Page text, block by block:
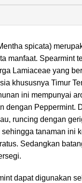
spicata)
manfaat. Spearmint
Lamiaceae yang
khususnya Timur
ini mempunyai
dengan Peppermint.
runcing dengan
tanaman ini
Sedangkan
dapat digunakan